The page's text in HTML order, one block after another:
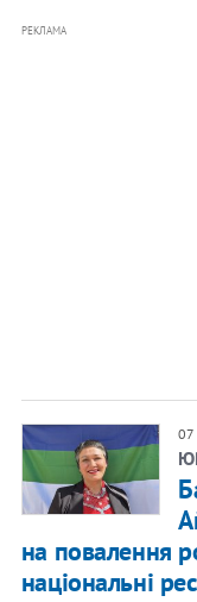
РЕКЛАМА
07
на повалення
національні